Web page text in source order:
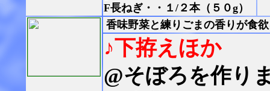
F長ねぎ・・１/２本（５０g）
香味野菜と練りごまの香りが食
♪下拵えほか
@そぼろを作り